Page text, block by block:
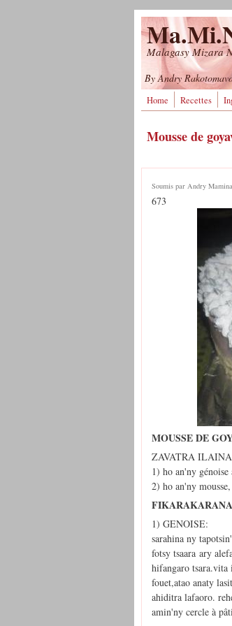
Malagasy Mizara
By Andry
Home Recettes
Mousse de
Soumis par Andry Mamina
673
MOUSSE DE
ZAVATRA
1) ho an'ny
2) ho an'ny
1) GENOISE:
sarahina ny
fotsy tsaara ary
hifangaro
fouet,atao anaty
ahiditra lafaoro.
amin'ny cercle à